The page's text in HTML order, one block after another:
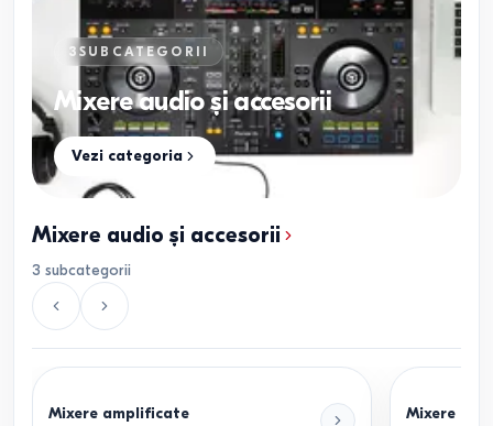
3SUBCATEGORII
Mixere audio și accesorii
Vezi categoria
Mixere audio și accesorii
3 subcategorii
Mixere amplificate Mixere